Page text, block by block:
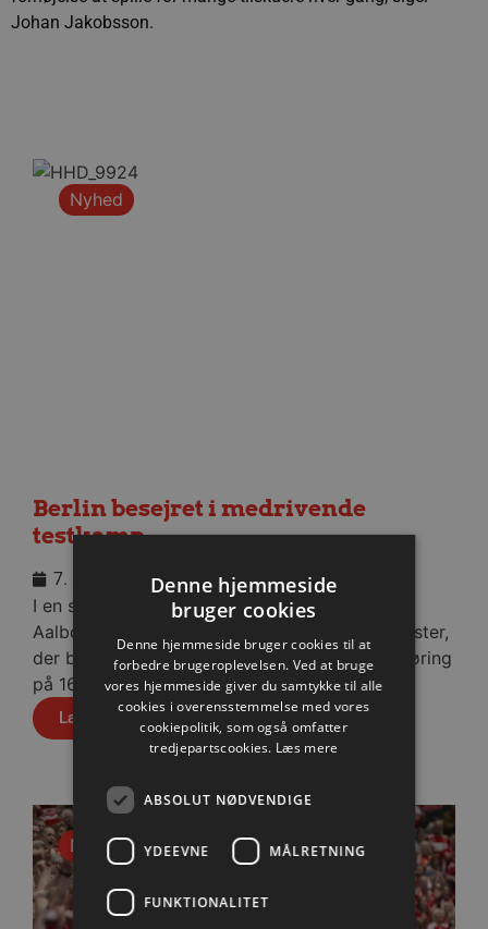
Johan Jakobsson.
Nyhed
Berlin besejret i medrivende
testkamp
7. august 2026
I en stopfyldt Sparekassen Danmark Arena fik
Aalborg Håndbold skovlen under de tyske gæster,
der blev slået med cifrene 30-28 efter pauseføring
på 16-12.
Læs mere
Nyhed
Denne hjemmeside
bruger cookies
Denne hjemmeside bruger cookies til at
forbedre brugeroplevelsen. Ved at bruge
vores hjemmeside giver du samtykke til alle
cookies i overensstemmelse med vores
cookiepolitik, som også omfatter
tredjepartscookies. Læs mere
ABSOLUT NØDVENDIGE
YDEEVNE MÅLRETNING
FUNKTIONALITET